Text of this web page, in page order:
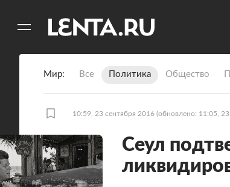
Мир Все Политика Общество
10:59, 23 сентября 2016 (обновлено: 11:05,
Сеул